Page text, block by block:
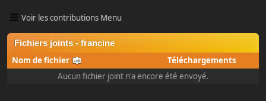
Voir les contributions Menu
Fichiers joints - francine
Nom de fichier
Téléchargements
Aucun fichier joint n'a encore été envoyé.